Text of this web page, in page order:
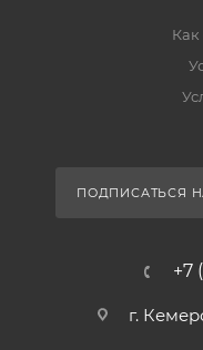
Как
ПОДПИСАТЬСЯ
+7
г.